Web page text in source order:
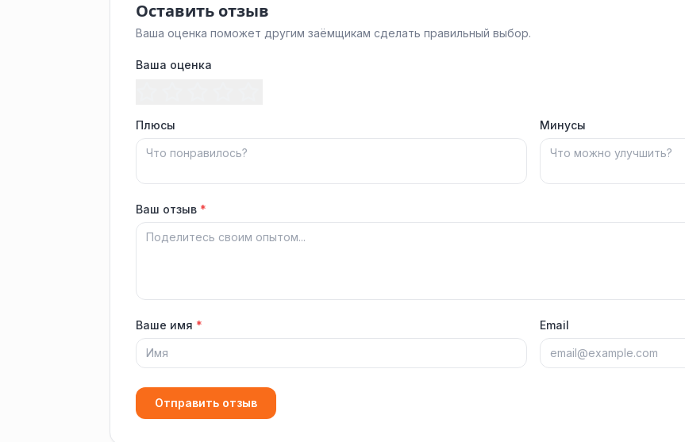
Оставить отзыв
Ваша оценка поможет другим заёмщикам сделать правильный выбор.
Ваша оценка
Плюсы Минусы
Ваш отзыв *
Ваше имя * Email
Отправить отзыв